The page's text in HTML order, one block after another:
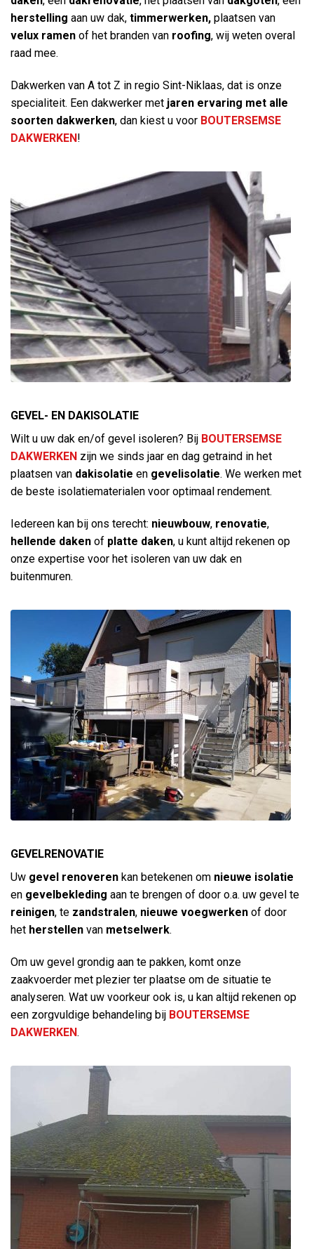
herstelling aan uw dak, timmerwerken, plaatsen van
velux ramen of het branden van roofing, wij weten overal
raad mee.
Dakwerken van A tot Z in regio Sint-Niklaas, dat is onze
specialiteit. Een dakwerker met jaren ervaring met alle
soorten dakwerken, dan kiest u voor BOUTERSEMSE
DAKWERKEN !
GEVEL- EN DAKISOLATIE
Wilt u uw dak en/of gevel isoleren? Bij BOUTERSEMSE
DAKWERKEN zijn we sinds jaar en dag getraind in het
plaatsen van dakisolatie en gevelisolatie. We werken met
de beste isolatiematerialen voor optimaal rendement.
Iedereen kan bij ons terecht: nieuwbouw, renovatie,
hellende daken of platte daken, u kunt altijd rekenen op
onze expertise voor het isoleren van uw dak en
buitenmuren.
GEVELRENOVATIE
Uw gevel renoveren kan betekenen om nieuwe isolatie
en gevelbekleding aan te brengen of door o.a. uw gevel te
reinigen, te zandstralen, nieuwe voegwerken of door
het herstellen van metselwerk.
Om uw gevel grondig aan te pakken, komt onze
zaakvoerder met plezier ter plaatse om de situatie te
analyseren. Wat uw voorkeur ook is, u kan altijd rekenen op
een zorgvuldige behandeling bij BOUTERSEMSE
DAKWERKEN.